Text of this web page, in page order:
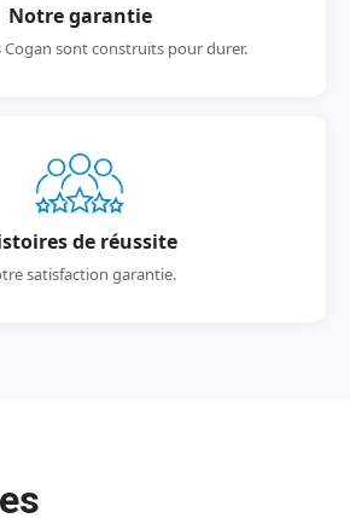
Notre garantie
Cogan sont construits pour durer.
de réussite
satisfaction garantie.